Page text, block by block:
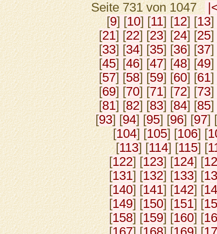
Seite 731 von 1047
[9] [10] [11] [12] [13]
[21] [22] [23] [24] [25]
[33] [34] [35] [36] [37]
[45] [46] [47] [48] [49]
[57] [58] [59] [60] [61]
[69] [70] [71] [72] [73]
[81] [82] [83] [84] [85]
[93] [94] [95] [96] [97] [
[104] [105] [106] [
[113] [114] [115] [
[122] [123] [124] [
[131] [132] [133] [
[140] [141] [142] [
[149] [150] [151] [
[158] [159] [160] [